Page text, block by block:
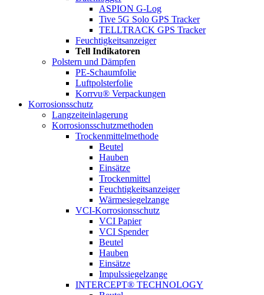
ASPION G-Log
Tive 5G Solo GPS Tracker
TELLTRACK GPS Tracker
Feuchtigkeitsanzeiger
Tell Indikatoren
Polstern und Dämpfen
PE-Schaumfolie
Luftpolsterfolie
Korrvu® Verpackungen
Korrosionsschutz
Langzeiteinlagerung
Korrosionsschutz­methoden
Trockenmittelmethode
Beutel
Hauben
Einsätze
Trockenmittel
Feuchtigkeits­anzeiger
Wärme­siegel­zange
VCI-Korrosionsschutz
VCI Papier
VCI Spender
Beutel
Hauben
Einsätze
Impuls­siegel­zange
INTERCEPT® TECHNOLOGY